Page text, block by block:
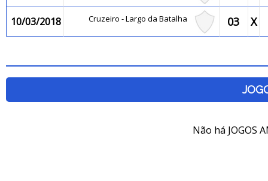
10/03/2018 Cruzeiro - Largo da Batalha 03 X
Não há JOGOS